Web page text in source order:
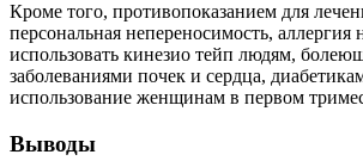
Кроме того, противопоказанием для
персональная непереносимость,
использовать кинезио тейп людям,
заболеваниями почек и сердца,
использование женщинам в первом
Выводы